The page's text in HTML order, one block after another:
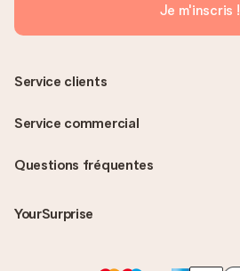
Je m'inscris !
Questions fréquentes
YourSurprise
Service clients
Service commercial